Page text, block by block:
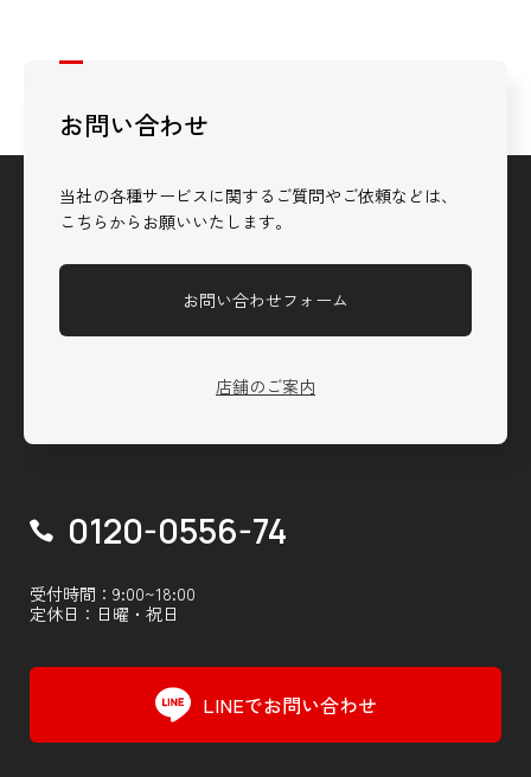
お問い合わせ
当社の各種サービスに関するご質問やご依頼などは、
こちらからお願いいたします。
お問い合わせフォーム
店舗のご案内
0120-0556-74
受付時間：9:00~18:00
定休日：日曜・祝日
LINEでお問い合わせ